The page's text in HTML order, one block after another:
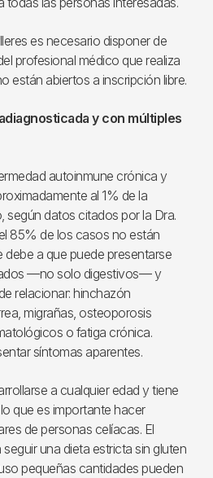
es necesario disponer de
profesional médico que realiza
están abiertos a inscripción libre.
y con múltiples
autoinmune crónica y
al 1% de la
según datos citados por la Dra.
85% de los casos no están
debe a que puede presentarse
—no solo digestivos— y
relacionar: hinchazón
migrañas, osteoporosis
o fatiga crónica.
síntomas aparentes.
a cualquier edad y tiene
que es importante hacer
de personas celíacas. El
una dieta estricta sin gluten
pequeñas cantidades pueden